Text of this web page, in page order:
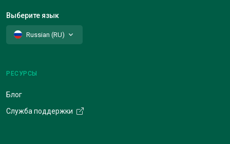
Выберите язык
Russian (RU)
РЕСУРСЫ
Блог
Служба поддержки